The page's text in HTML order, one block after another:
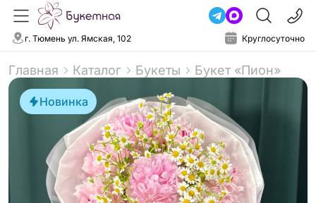
г. Тюмень ул. Ямская, 102 Круглосуточно
Главная Каталог Букеты Букет «Пион»
Новинка